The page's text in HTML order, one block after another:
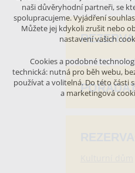
Více informací o cookies na
ODMÍTNOUT VŠE
naši důvěryhodní partneři, se
spolupracujeme. Vyjádření
Můžete jej kdykoli zrušit nebo
nastavení vašich
Cookies a podobné
technická: nutná pro běh webu,
používat a volitelná. Do této části
a marketingová